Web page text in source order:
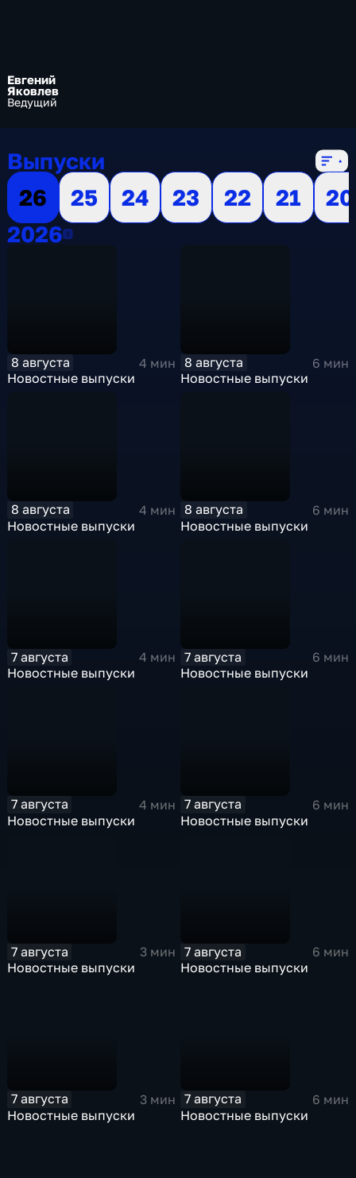
Евгений
Яковлев
Ведущий
Выпуски
26
25 24 23 22 21
20
20262026
8 августа
4 мин
Новостные выпуски
8 августа
6 мин
Новостные выпуски
8 августа
4 мин
Новостные выпуски
8 августа
6 мин
Новостные выпуски
7 августа
4 мин
Новостные выпуски
7 августа
6 мин
Новостные выпуски
7 августа
4 мин
Новостные выпуски
7 августа
6 мин
Новостные выпуски
7 августа
3 мин
Новостные выпуски
7 августа
6 мин
Новостные выпуски
7 августа
3 мин
Новостные выпуски
7 августа
6 мин
Новостные выпуски